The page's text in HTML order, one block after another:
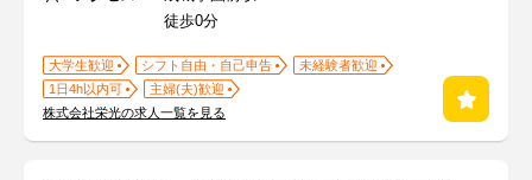
徒歩0分
大学生歓迎 シフト自由・自己申告
未経験者歓迎
1日4h以内可
主婦(夫)歓迎
株式会社栄光の求人一覧を見る